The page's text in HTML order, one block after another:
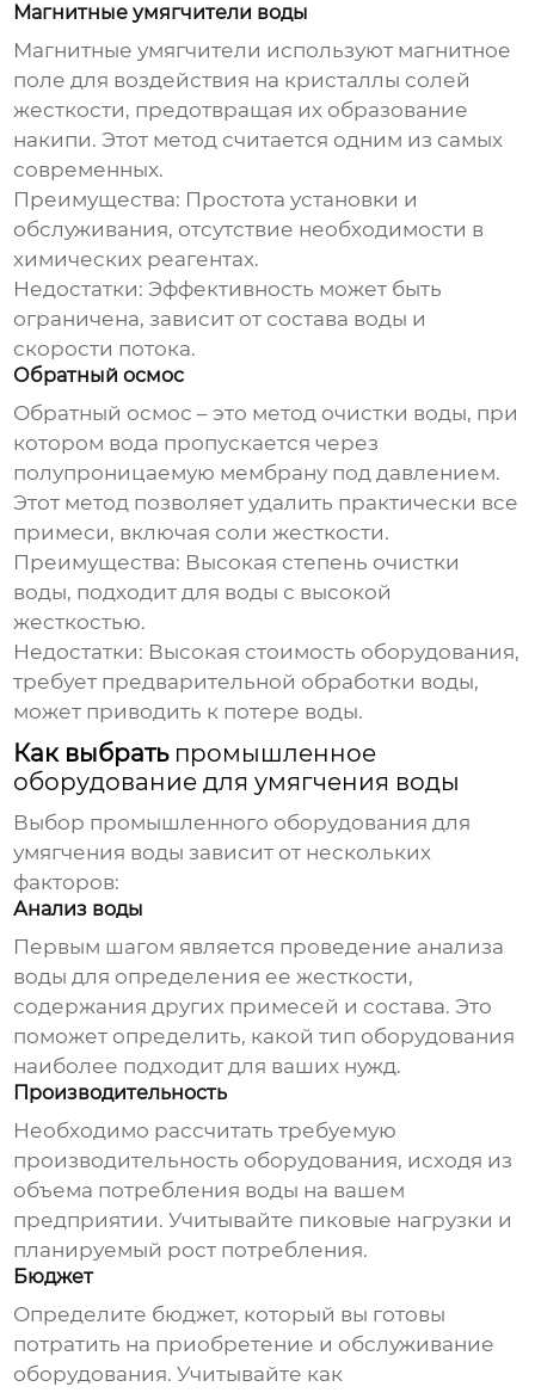
Магнитные умягчители воды
Магнитные умягчители используют магнитное
поле для воздействия на кристаллы солей
жесткости, предотвращая их образование
накипи. Этот метод считается одним из самых
современных.
Преимущества: Простота установки и
обслуживания, отсутствие необходимости в
химических реагентах.
Недостатки: Эффективность может быть
ограничена, зависит от состава воды и
скорости потока.
Обратный осмос
Обратный осмос – это метод очистки воды, при
котором вода пропускается через
полупроницаемую мембрану под давлением.
Этот метод позволяет удалить практически все
примеси, включая соли жесткости.
Преимущества: Высокая степень очистки
воды, подходит для воды с высокой
жесткостью.
Недостатки: Высокая стоимость оборудования,
требует предварительной обработки воды,
может приводить к потере воды.
Как выбрать промышленное
оборудование для умягчения воды
Выбор промышленного оборудования для
умягчения воды зависит от нескольких
факторов:
Анализ воды
Первым шагом является проведение анализа
воды для определения ее жесткости,
содержания других примесей и состава. Это
поможет определить, какой тип оборудования
наиболее подходит для ваших нужд.
Производительность
Необходимо рассчитать требуемую
производительность оборудования, исходя из
объема потребления воды на вашем
предприятии. Учитывайте пиковые нагрузки и
планируемый рост потребления.
Бюджет
Определите бюджет, который вы готовы
потратить на приобретение и обслуживание
оборудования. Учитывайте как